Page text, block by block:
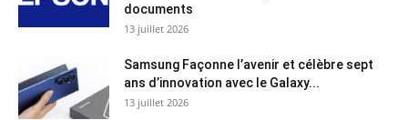
documents
13 juillet 2026
Samsung Façonne l’avenir et célèbre sept
ans d’innovation avec le Galaxy...
13 juillet 2026